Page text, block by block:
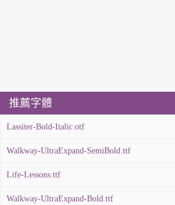
推薦字體
Lassiter-Bold-Italic.otf
Walkway-UltraExpand-SemiBold.ttf
Life-Lessons.ttf
Walkway-UltraExpand-Bold.ttf